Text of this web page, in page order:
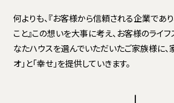
何よりも、『お客様から信頼される企業であ
こと』この想いを大事に考え、お客様のライ
なたハウスを選んでいただいたご家族様に、
オ」と「幸せ」を提供していきます。